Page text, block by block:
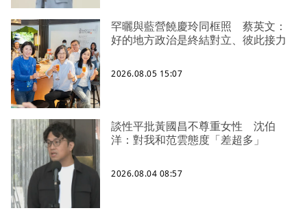
罕曬與藍營饒慶玲同框照 蔡英文：
好的地方政治是終結對立、彼此接力
2026.08.05 15:07
談性平批黃國昌不尊重女性 沈伯
洋：對我和范雲態度「差超多」
2026.08.04 08:57